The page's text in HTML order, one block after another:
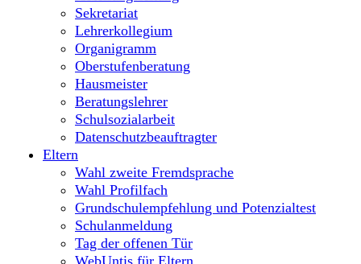
Sekretariat
Lehrerkollegium
Organigramm
Oberstufenberatung
Hausmeister
Beratungslehrer
Schulsozialarbeit
Datenschutzbeauftragter
Eltern
Wahl zweite Fremdsprache
Wahl Profilfach
Grundschulempfehlung und Potenzialtest
Schulanmeldung
Tag der offenen Tür